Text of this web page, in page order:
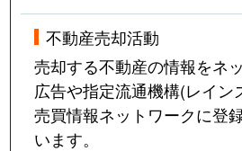
不動産売却活動
売却する不動産の情報をネ
広告や指定流通機構(レイン
売買情報ネットワークに登
います。